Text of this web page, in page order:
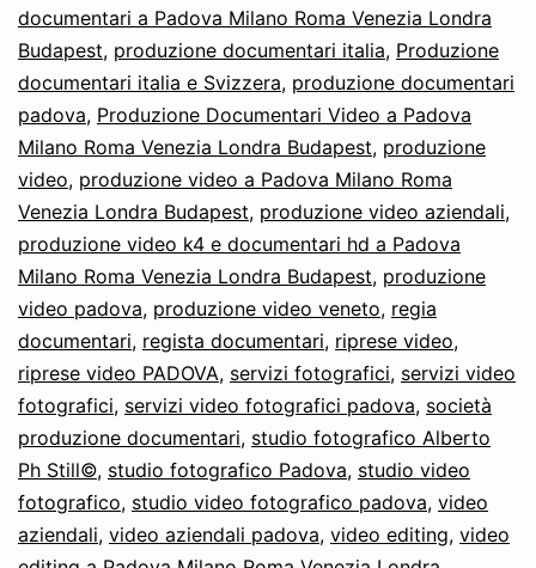
documentari a Padova Milano Roma Venezia Londra
Budapest, produzione documentari italia, Produzione
documentari italia e Svizzera, produzione documentari
padova, Produzione Documentari Video a Padova
Milano Roma Venezia Londra Budapest, produzione
video, produzione video a Padova Milano Roma
Venezia Londra Budapest, produzione video aziendali,
produzione video k4 e documentari hd a Padova
Milano Roma Venezia Londra Budapest, produzione
video padova, produzione video veneto, regia
documentari, regista documentari, riprese video,
riprese video PADOVA, servizi fotografici, servizi video
fotografici, servizi video fotografici padova, società
produzione documentari, studio fotografico Alberto
Ph Still©, studio fotografico Padova, studio video
fotografico, studio video fotografico padova, video
aziendali, video aziendali padova, video editing, video